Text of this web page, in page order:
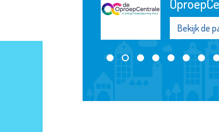
Bekijk de